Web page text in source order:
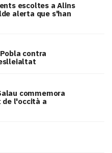
escoltes a Alins
alerta que s'han
contra
commemora
l'occità a